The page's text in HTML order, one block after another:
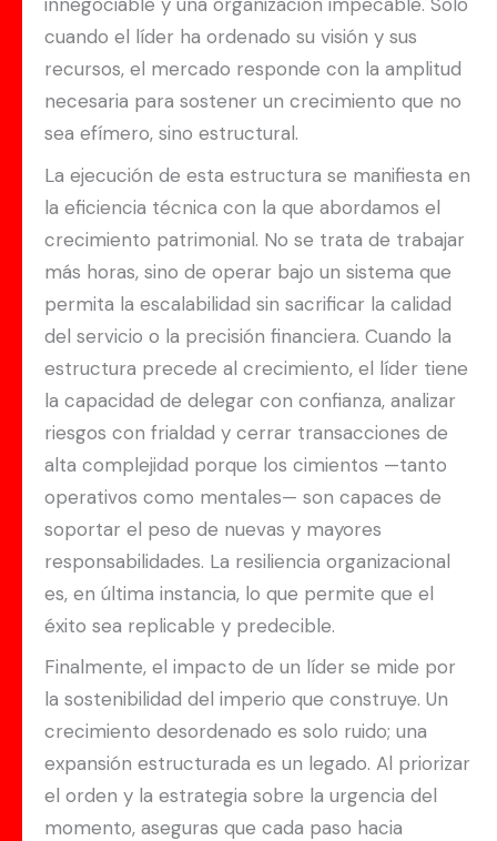
cuando el líder ha ordenado su visión y sus
recursos, el mercado responde con la amplitud
necesaria para sostener un crecimiento que no
sea efímero, sino estructural.
La ejecución de esta estructura se manifiesta en
la eficiencia técnica con la que abordamos el
crecimiento patrimonial. No se trata de trabajar
más horas, sino de operar bajo un sistema que
permita la escalabilidad sin sacrificar la calidad
del servicio o la precisión financiera. Cuando la
estructura precede al crecimiento, el líder tiene
la capacidad de delegar con confianza, analizar
riesgos con frialdad y cerrar transacciones de
alta complejidad porque los cimientos —tanto
operativos como mentales— son capaces de
soportar el peso de nuevas y mayores
responsabilidades. La resiliencia organizacional
es, en última instancia, lo que permite que el
éxito sea replicable y predecible.
Finalmente, el impacto de un líder se mide por
la sostenibilidad del imperio que construye. Un
crecimiento desordenado es solo ruido; una
expansión estructurada es un legado. Al priorizar
el orden y la estrategia sobre la urgencia del
momento, aseguras que cada paso hacia